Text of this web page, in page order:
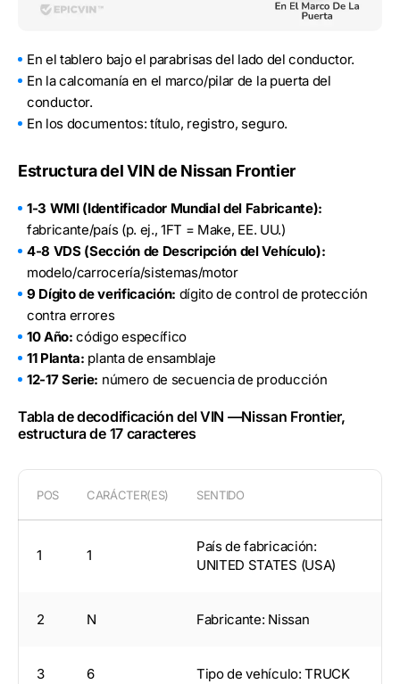
En el tablero bajo el parabrisas del lado del conductor.
En la calcomanía en el marco/pilar de la puerta del
conductor.
En los documentos: título, registro, seguro.
Estructura del VIN de Nissan Frontier
1-3 WMI (Identificador Mundial del Fabricante):
fabricante/país (p. ej., 1FT = Make, EE. UU.)
4-8 VDS (Sección de Descripción del Vehículo):
modelo/carrocería/sistemas/motor
9 Dígito de verificación: dígito de control de protección
contra errores
10 Año: código específico
11 Planta: planta de ensamblaje
12-17 Serie: número de secuencia de producción
Tabla de decodificación del VIN —Nissan Frontier,
estructura de 17 caracteres
POS CARÁCTER(ES) SENTIDO
1 1
País de fabricación:
UNITED STATES (USA)
2 N Fabricante: Nissan
3 6 Tipo de vehículo: TRUCK